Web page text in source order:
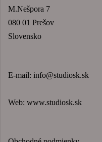
M.Nešpora 7
080 01 Prešov
Slovensko
E-mail: info@studiosk.sk
Web: www.studiosk.sk